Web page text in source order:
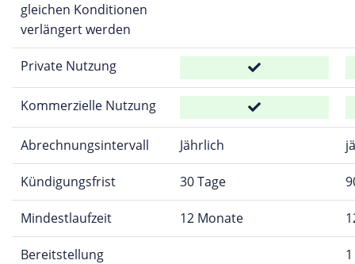
gleichen Konditionen
verlängert werden
Private Nutzung
Kommerzielle Nutzung
Abrechnungsintervall Jährlich
Kündigungsfrist 30 Tage
Mindestlaufzeit 12 Monate
Bereitstellung